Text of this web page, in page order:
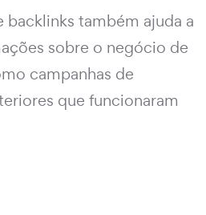
backlinks também ajuda a
sobre o negócio de
campanhas de
que funcionaram